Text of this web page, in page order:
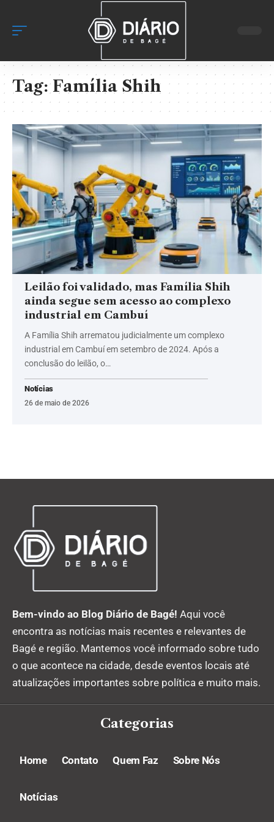
Tag:Família Shih
Leilão foi validado, mas Família Shih
ainda segue sem acesso ao complexo
industrial em Cambuí
A Família Shih arrematou judicialmente um complexo
industrial em Cambuí em setembro de 2024. Após a
conclusão do leilão, o…
Notícias
26 de maio de 2026
Bem-vindo ao Blog Diário de Bagé! Aqui você
encontra as notícias mais recentes e relevantes de
Bagé e região. Mantemos você informado sobre tudo
o que acontece na cidade, desde eventos locais até
atualizações importantes sobre política e muito mais.
Categorias
Home Contato Quem Faz Sobre Nós
Notícias